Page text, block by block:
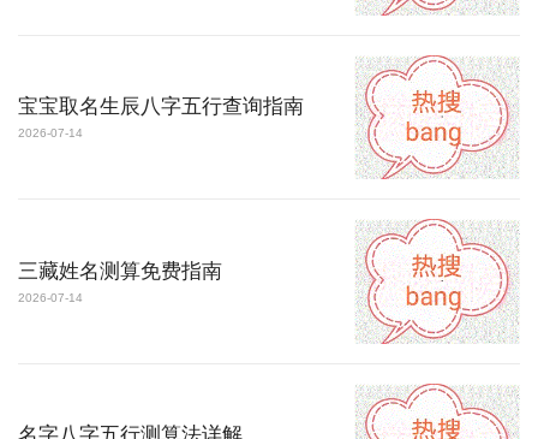
宝宝取名生辰八字五行查询指南
2026-07-14
三藏姓名测算免费指南
2026-07-14